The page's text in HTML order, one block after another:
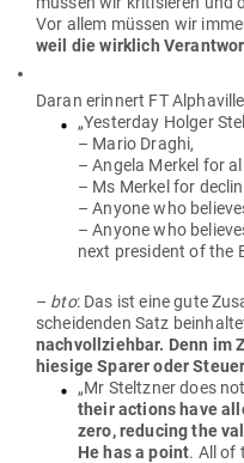
Vor allem müssen wir
weil die wirklich
Daran erinnert FT
„Yes­terday Holger
– Mario Draghi,
– Angela Merkel for
– Ms Merkel for
– Anyone who
–Anyone who
next pre­sident of the
– bto: Das ist eine gute
schei­denden Satz
nach­voll­ziehbar. Denn im
hiesige Sparer oder
„Mr Steltzner does
their actions have
zero, reducing the
He has a point. All of